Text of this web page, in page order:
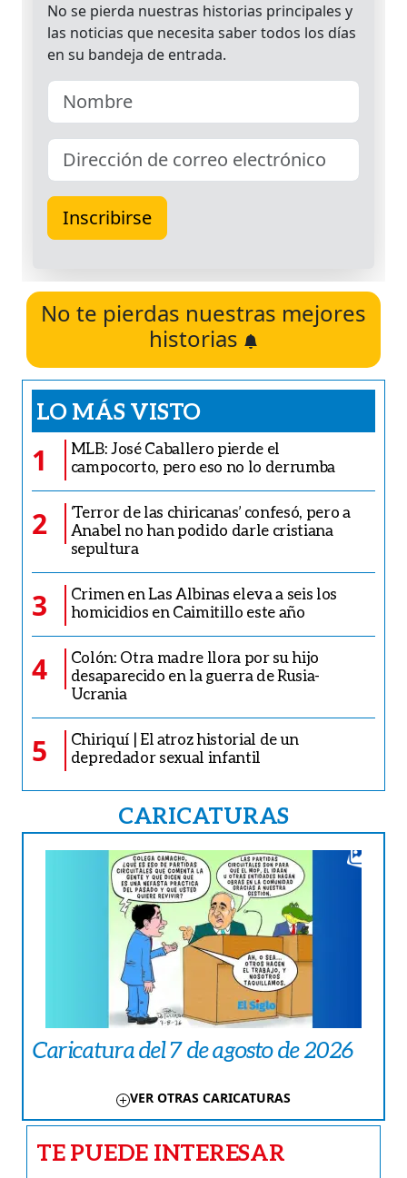
No te pierdas nuestras mejores
historias
LO MÁS VISTO
1
MLB: José Caballero pierde el
campocorto, pero eso no lo derrumba
2
‘Terror de las chiricanas’ confesó, pero a
Anabel no han podido darle cristiana
sepultura
3
Crimen en Las Albinas eleva a seis los
homicidios en Caimitillo este año
4
Colón: Otra madre llora por su hijo
desaparecido en la guerra de Rusia-
Ucrania
5
Chiriquí | El atroz historial de un
depredador sexual infantil
CARICATURAS
Caricatura del 7 de agosto de 2026
VER OTRAS CARICATURAS
TE PUEDE INTERESAR